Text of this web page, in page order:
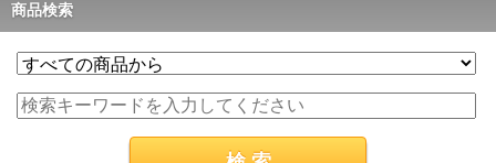
商品検索